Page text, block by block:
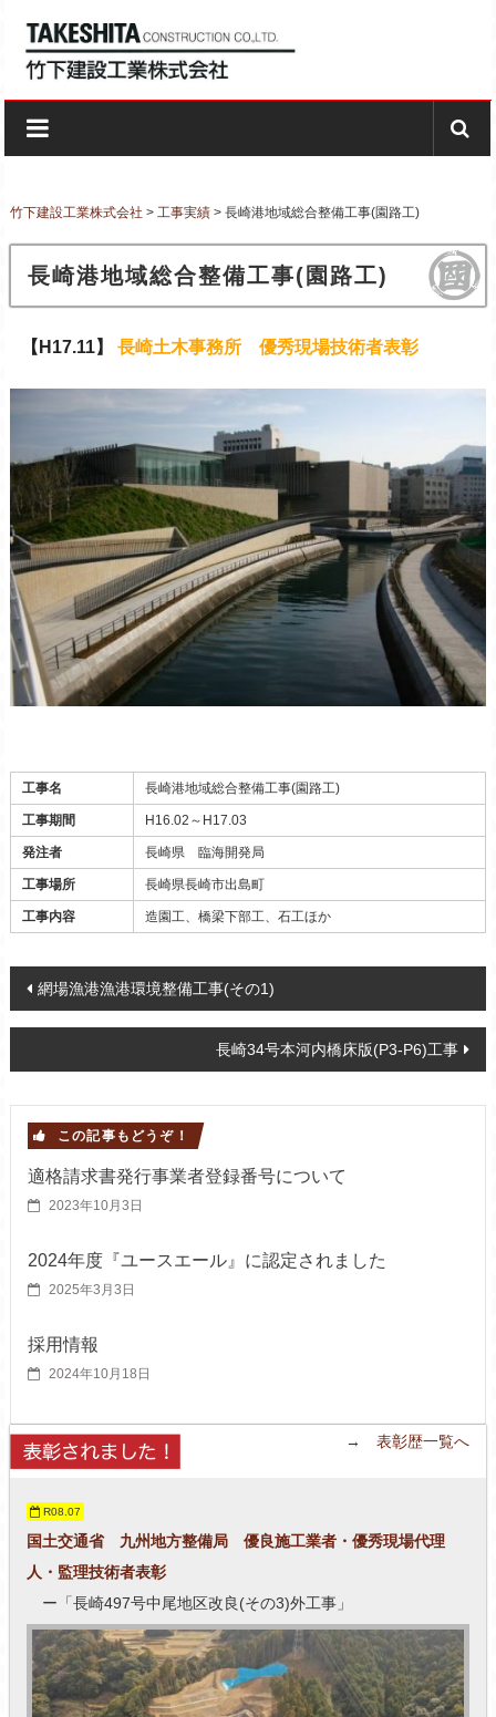
竹下建設工業株式会社
創業昭和27年ー長崎の建設会社
竹下建設工業株式会社 > 工事実績> 長崎港地域総合整備工事(園路工)
長崎港地域総合整備工事(園路工)
【H17.11】 長崎土木事務所 優秀現場技術者表彰
工事名 長崎港地域総合整備工事(園路工)
工事期間 H16.02～H17.03
発注者 長崎県 臨海開発局
工事場所 長崎県長崎市出島町
工事内容 造園工、橋梁下部工、石工ほか
Post navigation
網場漁港漁港環境整備工事(その1)
長崎34号本河内橋床版(P3-P6)工事
この記事もどうぞ！
適格請求書発行事業者登録番号について
2023年10月3日
2024年度『ユースエール』に認定されました
2025年3月3日
採用情報
2024年10月18日
R08.07
国土交通省 九州地方整備局 優良施工業者・優秀現場代理
人・監理技術者表彰
ー「長崎497号中尾地区改良(その3)外工事」
→表彰歴一覧へ